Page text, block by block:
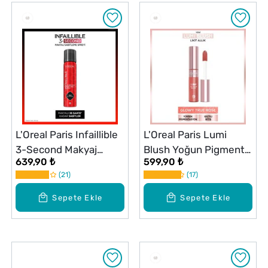
Sepete Ekle
L'Oreal Paris Infaillible
3-Second Makyaj
Sabitleme Spreyi
639,90 ₺
21
Sepete Ekle
L'Oreal Paris Lumi
Blush Yoğun Pigmentli
ve Işıltılı Likit Allık
Glowy True Rose
599,90 ₺
17